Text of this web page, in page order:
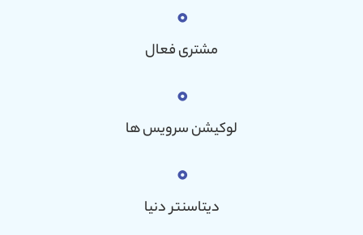
مشتری فعال
۰
لوکیشن سرویس ها
۰
دیتاسنتر دنیا
۰